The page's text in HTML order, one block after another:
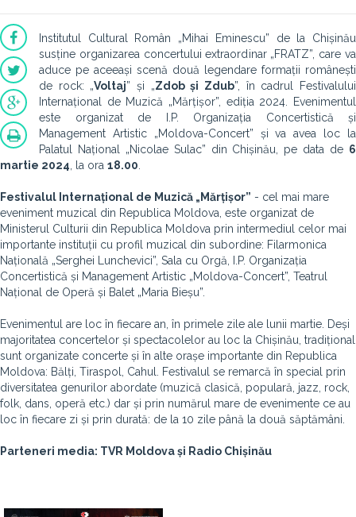
Institutul Cultural Român „Mihai Eminescu” de la Chișinău
susține organizarea concertului extraordinar „FRATZ”, care va
aduce pe aceeași scenă două legendare formații românești
de rock: „Voltaj” și „Zdob și Zdub”, în cadrul Festivalului
Internațional de Muzică „Mărțișor”, ediția 2024. Evenimentul
este organizat de I.P. Organizația Concertistică și
Management Artistic „Moldova-Concert” și va avea loc la
Palatul Național „Nicolae Sulac” din Chișinău, pe data de 6
martie 2024 , la ora 18.00
Festivalul Internațional de Muzică „Mărțișor” - cel mai mare
eveniment muzical din Republica Moldova, este organizat de
Ministerul Culturii din Republica Moldova prin intermediul celor mai
importante instituții cu profil muzical din subordine: Filarmonica
Națională „Serghei Lunchevici”, Sala cu Orgă, I.P. Organizația
Concertistică și Management Artistic „Moldova-Concert”, Teatrul
Național de Operă și Balet „Maria Bieșu”.
Evenimentul are loc în fiecare an, în primele zile ale lunii martie. Deși
majoritatea concertelor și spectacolelor au loc la Chișinău, tradițional
sunt organizate concerte și în alte orașe importante din Republica
Moldova: Bălți, Tiraspol, Cahul. Festivalul se remarcă în special prin
diversitatea genurilor abordate (muzică clasică, populară, jazz, rock,
folk, dans, operă etc.) dar și prin numărul mare de evenimente ce au
loc în fiecare zi și prin durată: de la 10 zile până la două săptămâni.
Parteneri media: TVR Moldova și Radio Chișinău